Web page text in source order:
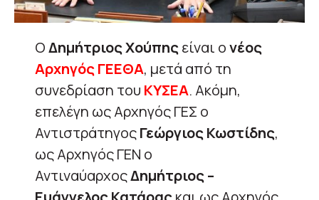
ΟΔημήτριος Χούπηςείναι ονέος
Αρχηγός ΓΕΕΘΑ, μετά από τη
συνεδρίαση του ΚΥΣΕΑ. Ακόμη,
επελέγη ως Αρχηγός ΓΕΣ ο
ΑντιστράτηγοςΓεώργιος Κωστίδης,
ως Αρχηγός ΓΕΝ ο
ΑντιναύαρχοςΔημήτριος –